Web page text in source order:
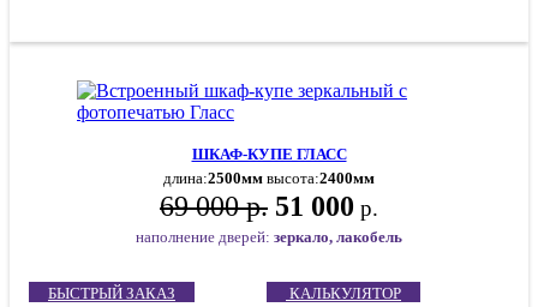
ШКАФ-КУПЕ ГЛАСС
длина:2500мм высота:2400мм
69 000 р. 51 000 р.
наполнение дверей: зеркало, лакобель
БЫСТРЫЙ ЗАКАЗ КАЛЬКУЛЯТОР